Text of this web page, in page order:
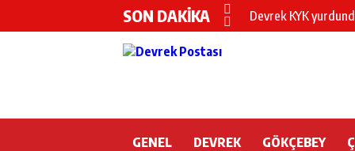
SON DAKİKA
Devrek KYK
DEVREK’TE
GENEL DEVREK GÖKÇEBEY